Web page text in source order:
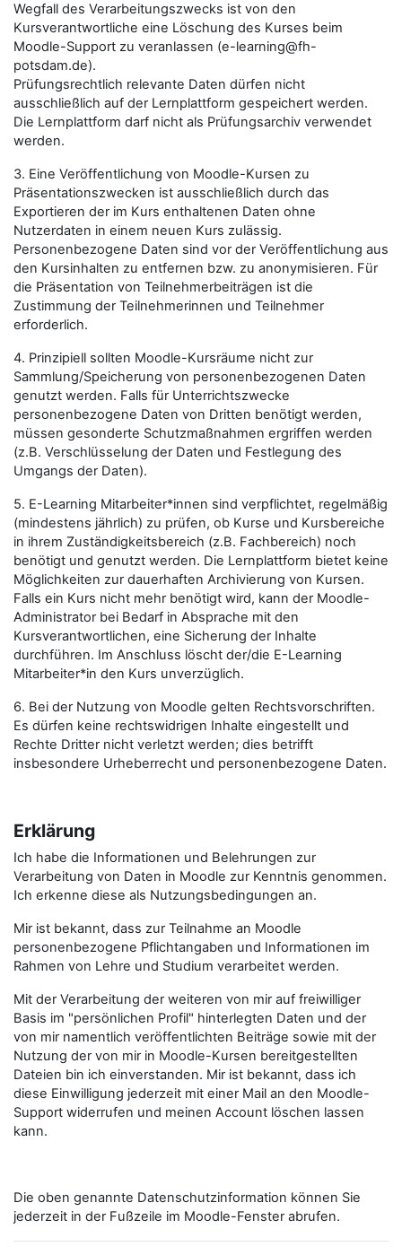
Wegfall des Verarbeitungszwecks ist von den
Kursverantwortliche eine Löschung des Kurses beim
Moodle-Support zu veranlassen (e-learning@fh-
potsdam.de).
Prüfungsrechtlich relevante Daten dürfen nicht
ausschließlich auf der Lernplattform gespeichert werden.
Die Lernplattform darf nicht als Prüfungsarchiv verwendet
werden.
3. Eine Veröffentlichung von Moodle-Kursen zu
Präsentationszwecken ist ausschließlich durch das
Exportieren der im Kurs enthaltenen Daten ohne
Nutzerdaten in einem neuen Kurs zulässig.
Personenbezogene Daten sind vor der Veröffentlichung aus
den Kursinhalten zu entfernen bzw. zu anonymisieren. Für
die Präsentation von Teilnehmerbeiträgen ist die
Zustimmung der Teilnehmerinnen und Teilnehmer
erforderlich.
4. Prinzipiell sollten Moodle-Kursräume nicht zur
Sammlung/Speicherung von personenbezogenen Daten
genutzt werden. Falls für Unterrichtszwecke
personenbezogene Daten von Dritten benötigt werden,
müssen gesonderte Schutzmaßnahmen ergriffen werden
(z.B. Verschlüsselung der Daten und Festlegung des
Umgangs der Daten).
5. E-Learning Mitarbeiter*innen sind verpflichtet, regelmäßig
(mindestens jährlich) zu prüfen, ob Kurse und Kursbereiche
in ihrem Zuständigkeitsbereich (z.B. Fachbereich) noch
benötigt und genutzt werden. Die Lernplattform bietet keine
Möglichkeiten zur dauerhaften Archivierung von Kursen.
Falls ein Kurs nicht mehr benötigt wird, kann der Moodle-
Administrator bei Bedarf in Absprache mit den
Kursverantwortlichen, eine Sicherung der Inhalte
durchführen. Im Anschluss löscht der/die E-Learning
Mitarbeiter*in den Kurs unverzüglich.
6. Bei der Nutzung von Moodle gelten Rechtsvorschriften.
Es dürfen keine rechtswidrigen Inhalte eingestellt und
Rechte Dritter nicht verletzt werden; dies betrifft
insbesondere Urheberrecht und personenbezogene Daten.
Erklärung
Ich habe die Informationen und Belehrungen zur
Verarbeitung von Daten in Moodle zur Kenntnis genommen.
Ich erkenne diese als Nutzungsbedingungen an.
Mir ist bekannt, dass zur Teilnahme an Moodle
personenbezogene Pflichtangaben und Informationen im
Rahmen von Lehre und Studium verarbeitet werden.
Mit der Verarbeitung der weiteren von mir auf freiwilliger
Basis im "persönlichen Profil" hinterlegten Daten und der
von mir namentlich veröffentlichten Beiträge sowie mit der
Nutzung der von mir in Moodle-Kursen bereitgestellten
Dateien bin ich einverstanden. Mir ist bekannt, dass ich
diese Einwilligung jederzeit mit einer Mail an den Moodle-
Support widerrufen und meinen Account löschen lassen
kann.
Die oben genannte Datenschutzinformation können Sie
jederzeit in der Fußzeile im Moodle-Fenster abrufen.